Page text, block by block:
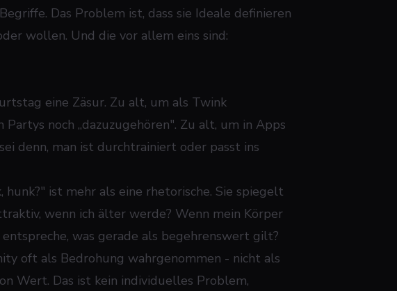
Das Problem ist, dass sie Ideale definieren
wollen. Und die vor allem eins sind:
eine Zäsur. Zu alt, um als Twink
noch „dazuzugehören". Zu alt, um in Apps
denn, man ist durchtrainiert oder passt ins
ist mehr als eine rhetorische. Sie spiegelt
wenn ich älter werde? Wenn mein Körper
was gerade als begehrenswert gilt?
oft als Bedrohung wahrgenommen - nicht als
Wert. Das ist kein individuelles Problem,